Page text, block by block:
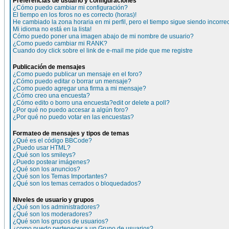
¿Cómo puedo cambiar mi configuración?
El tiempo en los foros no es correcto (horas)!
He cambiado la zona horaria en mi perfil, pero el tiempo sigue siendo
Mi idioma no está en la lista!
Cómo puedo poner una imagen abajo de mi nombre de usuario?
¿Como puedo cambiar mi RANK?
Cuando doy click sobre el link de e-mail me pide que me registre
Publicación de mensajes
¿Como puedo publicar un mensaje en el foro?
¿Cómo puedo editar o borrar un mensaje?
¿Como puedo agregar una firma a mi mensaje?
¿Cómo creo una encuesta?
¿Cómo edito o borro una encuesta?edit or delete a poll?
¿Por qué no puedo accesar a algún foro?
¿Por qué no puedo votar en las encuestas?
Formateo de mensajes y tipos de temas
¿Qué es el código BBCode?
¿Puedo usar HTML?
¿Qué son los smileys?
¿Puedo postear imágenes?
¿Qué son los anuncios?
¿Qué son los Temas Importantes?
¿Qué son los temas cerrados o bloquedados?
Niveles de usuario y grupos
¿Qué son los administradores?
¿Qué son los moderadores?
¿Qué son los grupos de usuarios?